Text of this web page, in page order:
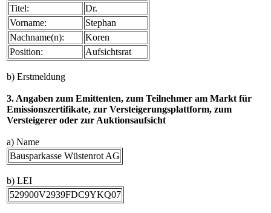
Titel:
Dr.
Vorname:
Stephan
Nachname(n):
Koren
Position:
Aufsichtsrat
b) Erstmeldung
3. Angaben zum Emittenten, zum Teilnehmer am Markt für
Emissionszertifikate, zur Versteigerungsplattform, zum
Versteigerer oder zur Auktionsaufsicht
a) Name
Bausparkasse Wüstenrot AG
b) LEI
529900V2939FDC9YKQ07